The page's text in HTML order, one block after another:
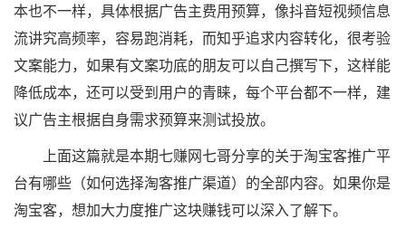
本也不一样，具体根据广告主费用预算，像抖音短视频信息
流讲究高频率，容易跑消耗，而知乎追求内容转化，很考验
文案能力，如果有文案功底的朋友可以自己撰写下，这样能
降低成本，还可以受到用户的青睐，每个平台都不一样，建
议广告主根据自身需求预算来测试投放。
上面这篇就是本期七赚网七哥分享的关于淘宝客推广平
台有哪些（如何选择淘客推广渠道）的全部内容。如果你是
淘宝客，想加大力度推广这块赚钱可以深入了解下。